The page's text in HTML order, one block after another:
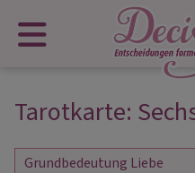
Tarotkarte:
Grundbedeutung Liebe